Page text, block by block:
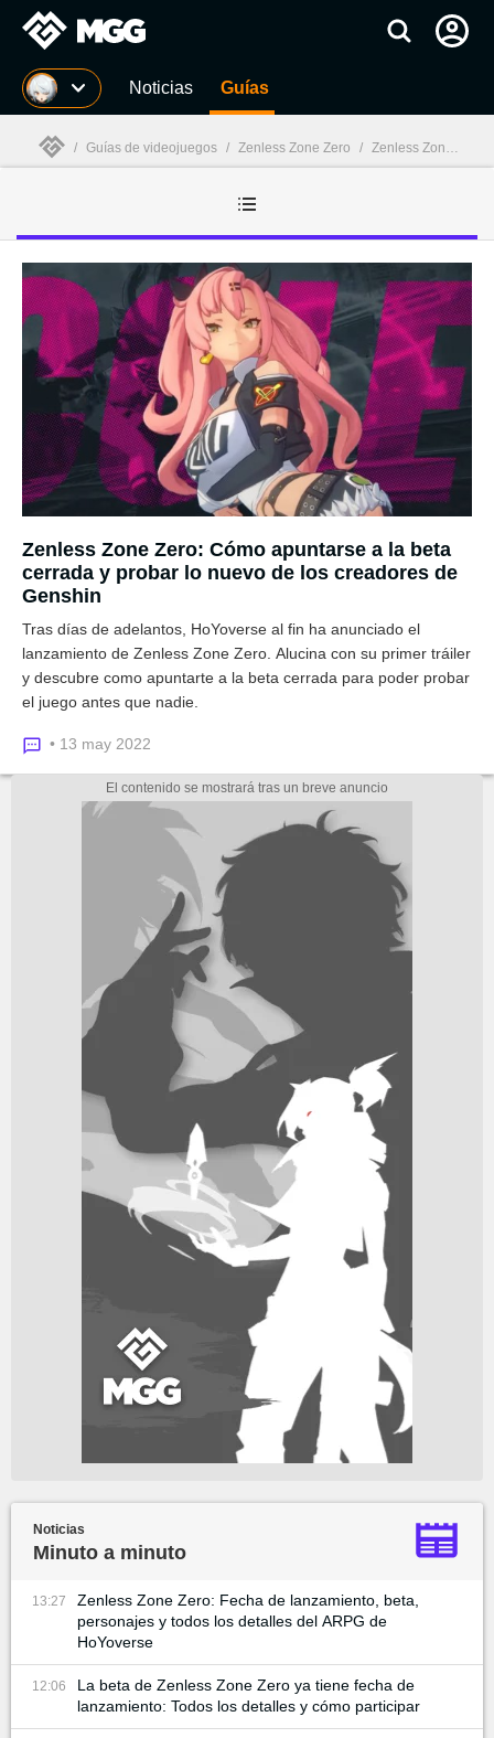
MGG Noticias Guías
/ Guías de videojuegos / Zenless Zone Zero / Zenless Zone Zero : Trucos
Zenless Zone Zero: Cómo apuntarse a la beta
cerrada y probar lo nuevo de los creadores de
Genshin
Tras días de adelantos, HoYoverse al fin ha anunciado el
lanzamiento de Zenless Zone Zero. Alucina con su primer tráiler
y descubre como apuntarte a la beta cerrada para poder probar
el juego antes que nadie.
• 13 may 2022
Noticias
Minuto a minuto
13:27
Zenless Zone Zero: Fecha de lanzamiento, beta,
personajes y todos los detalles del ARPG de
HoYoverse
12:06
La beta de Zenless Zone Zero ya tiene fecha de
lanzamiento: Todos los detalles y cómo participar